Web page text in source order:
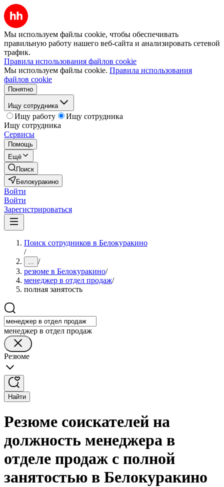
Мы используем файлы cookie, чтобы обеспечивать
правильную работу нашего веб-сайта и анализировать сетевой
трафик.
Правила использования файлов cookie
Мы используем файлы cookie. Правила использования
файлов cookie
Понятно
Ищу сотрудника
Ищу работу
Ищу сотрудника
Ищу сотрудника
Сервисы
Помощь
Ещё
Поиск
Белокуракино
Войти
Войти
Зарегистрироваться
Поиск сотрудников в Белокуракино
/
... /
резюме в Белокуракино/
менеджер в отдел продаж/
полная занятость
менеджер в отдел продаж
Резюме
Найти
Резюме соискателей на
должность менеджера в
отделе продаж с полной
занятостью в Белокуракино